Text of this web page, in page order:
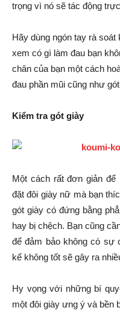
trọng vì nó sẽ tác động
Hãy dùng ngón tay rà
xem có gì làm đau bạn
chân của bạn một cách
đau phần mũi cũng như
Kiểm tra gót giày
Một cách rất đơn giản
đặt đôi giày nữ mà bạn
gót giày có đứng bằng
hay bị chệch. Bạn cũng
để đảm bảo không có sự
kế không tốt sẽ gây ra
Hy vọng với những bí
một đôi giày ưng ý và bền